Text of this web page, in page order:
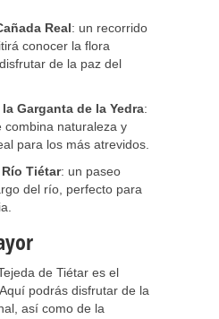
Real: un recorrido
conocer la flora
de la paz del
Garganta de la Yedra:
combina naturaleza y
para los más atrevidos.
Tiétar: un paseo
del río, perfecto para
de Tiétar es el
podrás disfrutar de la
así como de la